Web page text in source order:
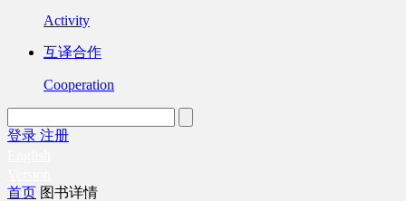
Activity
互译合作
Cooperation
登录 注册
首页 图书详情